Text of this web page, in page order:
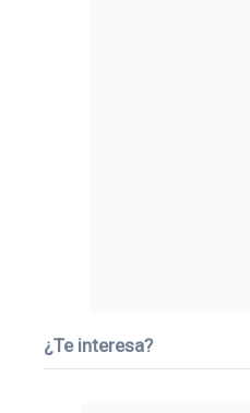
¿Te interesa?